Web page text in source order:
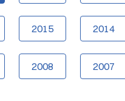
2015 2014
2008 2007